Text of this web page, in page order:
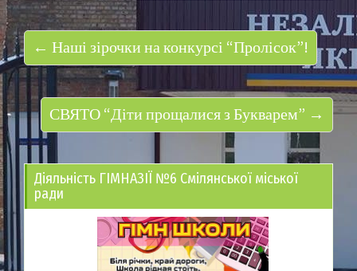
← Наші зірочки на конкурсі “Пролісок”!
СВЯТО “Діти прощалися з Букварем” →
Діяльність ГІМНАЗІЇ №6 Смілянської міської
ради